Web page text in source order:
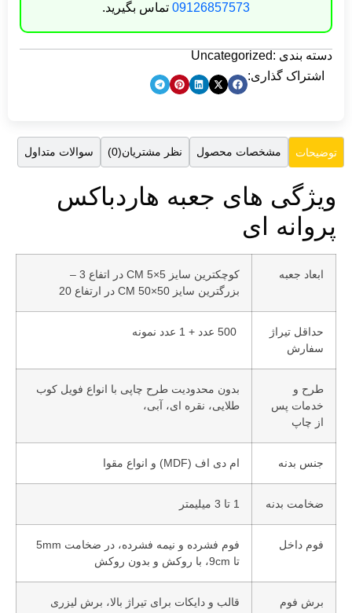
09126857573 تماس بگیرید.
دسته بندی :Uncategorized
اشتراک گذاری:
توضیحات مشخصات محصول نظر مشتریان(0) سوالات متداول
ویژگی های جعبه هاردباکس
پروانه ای
ابعاد جعبه
کوچکترین سایز 5×5 CM در اتفاع 3 –
بزرگترین سایز 50×50 CM در ارتفاع 20
حداقل تیراژ
سفارش
طرح و
خدمات پس
از چاپ
بدون محدودیت طرح چاپی با انواع فویل کوب
طلایی، نقره ای، آبی،
جنس بدنه ام دی اف (MDF) و انواع مقوا
ضخامت بدنه 1 تا 3 میلیمتر
فوم داخل
فوم فشرده و نیمه فشرده، در ضخامت 5mm
تا 9cm، با روکش و بدون روکش
برش فوم
قالب و دایکات برای تیراژ بالا، برش لیزری